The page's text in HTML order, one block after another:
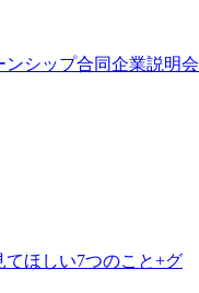
シップ合同企業説明会
てほしい7つのこと+グ